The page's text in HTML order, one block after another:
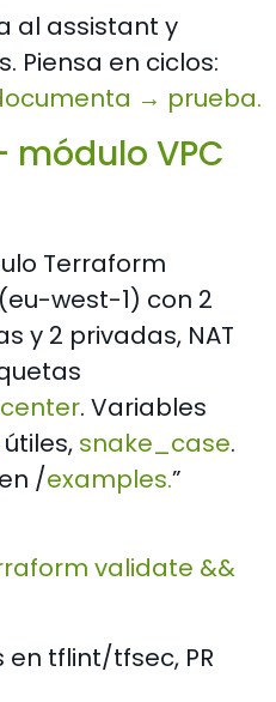
al assistant y
Piensa en ciclos:
→ prueba.
módulo VPC
Terraform
(eu-west-1) con 2
y 2 privadas, NAT
. Variables
útiles, snake_case.
/examples.”
validate &&
en tflint/tfsec, PR